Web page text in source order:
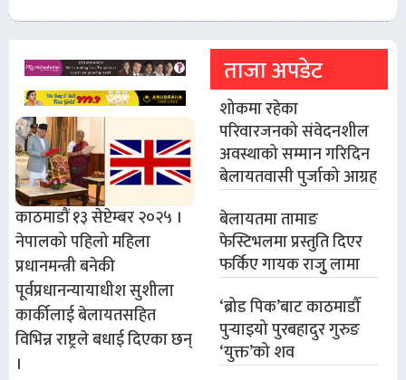
काठमाडौं १३ सेप्टेम्बर २०२५ ।
नेपालको पहिलो महिला
प्रधानमन्त्री बनेकी
पूर्वप्रधानन्यायाधीश सुशीला
कार्कीलाई बेलायतसहित
विभिन्न राष्ट्रले बधाई दिएका छन्
।
ताजा अपडेट
शोकमा रहेका
परिवारजनको संवेदनशील
अवस्थाको सम्मान गरिदिन
बेलायतवासी पुर्जाको आग्रह
बेलायतमा तामाङ
फेस्टिभलमा प्रस्तुति दिएर
फर्किए गायक राजुु लामा
‘ब्रोड पिक’बाट काठमाडौँ
पुर्‍याइयो पुरबहादुर गुरुङ
‘युक्त’को शव